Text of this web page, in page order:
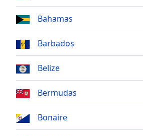
Seek to
currently
Remaining
Time-
Chapters
Bahamas
Barbados
Belize
Bermudas
Bonaire